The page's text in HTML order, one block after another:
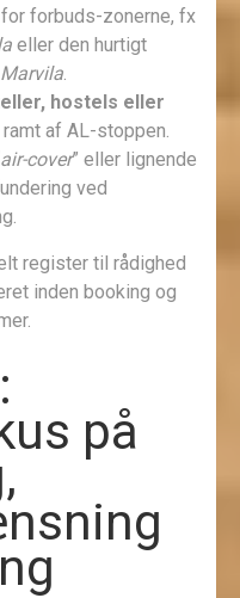
forbuds-zonerne, fx
eller den hurtigt
Marvila
hostels eller
af AL-stoppen.
air-cover” eller lignende
ved
register til rådighed
inden booking og
på